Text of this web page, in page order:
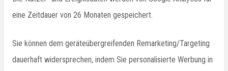
eine Zeitdauer von 26 Monaten gespeichert.
Sie können dem geräteübergreifenden Remarketing/Targeting
dauerhaft widersprechen, indem Sie personalisierte Werbung in